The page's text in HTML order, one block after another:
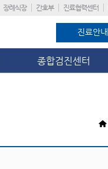
장례식장 간호부 진료협력센터
진료안내
종합검진센터